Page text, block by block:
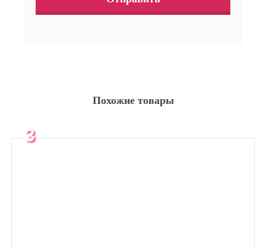
Похожие товары
3